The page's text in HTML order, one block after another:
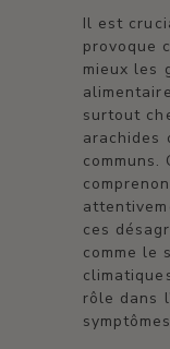
Il est
provoque
mieux les
surtout
arachides
communs.
ces
comme le
rôle dans